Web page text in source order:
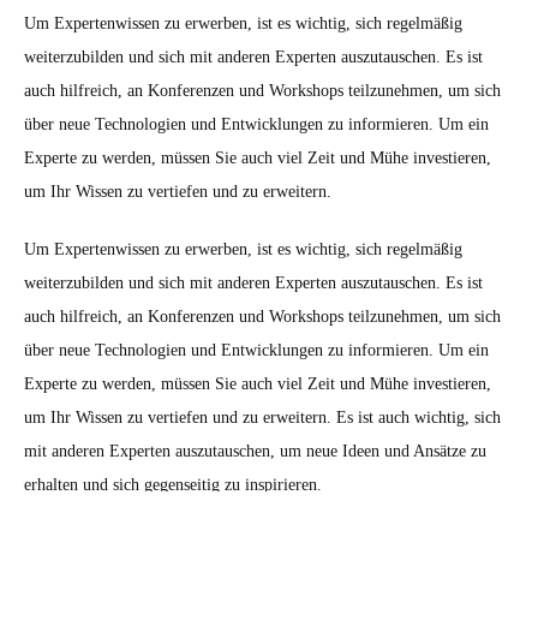
Um Expertenwissen zu erwerben, ist es wichtig, sich regelmäßig
weiterzubilden und sich mit anderen Experten auszutauschen. Es ist
auch hilfreich, an Konferenzen und Workshops teilzunehmen, um sich
über neue Technologien und Entwicklungen zu informieren. Um ein
Experte zu werden, müssen Sie auch viel Zeit und Mühe investieren,
um Ihr Wissen zu vertiefen und zu erweitern.
Um Expertenwissen zu erwerben, ist es wichtig, sich regelmäßig
weiterzubilden und sich mit anderen Experten auszutauschen. Es ist
auch hilfreich, an Konferenzen und Workshops teilzunehmen, um sich
über neue Technologien und Entwicklungen zu informieren. Um ein
Experte zu werden, müssen Sie auch viel Zeit und Mühe investieren,
um Ihr Wissen zu vertiefen und zu erweitern. Es ist auch wichtig, sich
mit anderen Experten auszutauschen, um neue Ideen und Ansätze zu
erhalten und sich gegenseitig zu inspirieren.